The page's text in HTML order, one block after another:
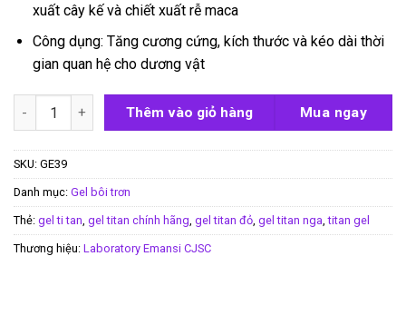
xuất cây kế và chiết xuất rễ maca
Công dụng: Tăng cương cứng, kích thước và kéo dài thời
gian quan hệ cho dương vật
Gel titan đỏ chính hãng nga số lượng
Thêm vào giỏ hàng Mua ngay
SKU: GE39
Danh mục: Gel bôi trơn
Thẻ: gel ti tan, gel titan chính hãng, gel titan đỏ, gel titan nga,titan gel
Thương hiệu: Laboratory Emansi CJSC